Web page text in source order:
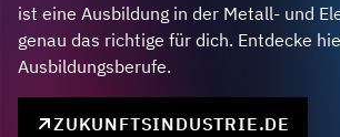
ist eine Ausbildung in der Metall- und
genau das richtige für dich. Entdecke
Ausbildungsberufe.
ZUKUNFTSINDUSTRIE.DE